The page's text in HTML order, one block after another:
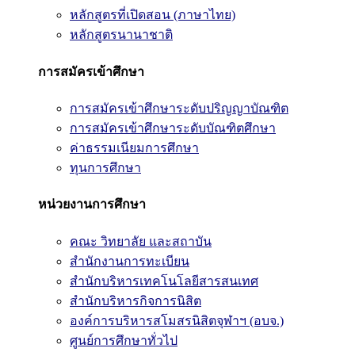
หลักสูตรที่เปิดสอน (ภาษาไทย)
หลักสูตรนานาชาติ
การสมัครเข้าศึกษา
การสมัครเข้าศึกษาระดับปริญญาบัณฑิต
การสมัครเข้าศึกษาระดับบัณฑิตศึกษา
ค่าธรรมเนียมการศึกษา
ทุนการศึกษา
หน่วยงานการศึกษา
คณะ วิทยาลัย และสถาบัน
สำนักงานการทะเบียน
สำนักบริหารเทคโนโลยีสารสนเทศ
สำนักบริหารกิจการนิสิต
องค์การบริหารสโมสรนิสิตจุฬาฯ (อบจ.)
ศูนย์การศึกษาทั่วไป